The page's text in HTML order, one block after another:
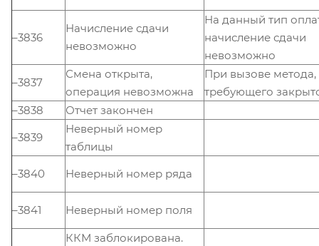
–3836
Начисление сдачи
невозможно
На данный тип
начисление сдачи
невозможно
–3837
Смена открыта,
операция невозможна
При вызове метода,
требующего
–3838
Отчет закончен
–3839
Неверный номер
таблицы
–3840
Неверный номер ряда
–3841 Неверный номер поля
ККМ заблокирована.